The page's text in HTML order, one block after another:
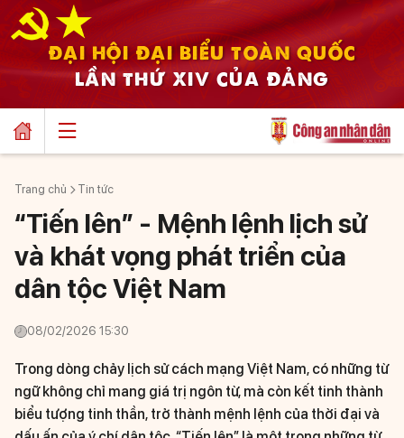
ĐẠI HỘI ĐẠI BIỂU TOÀN QUỐC
LẦN THỨ XIV CỦA ĐẢNG
Trang chủ Tin tức
“Tiến lên” - Mệnh lệnh lịch sử
và khát vọng phát triển của
dân tộc Việt Nam
08/02/2026 15:30
Trong dòng chảy lịch sử cách mạng Việt Nam, có những từ
ngữ không chỉ mang giá trị ngôn từ, mà còn kết tinh thành
biểu tượng tinh thần, trở thành mệnh lệnh của thời đại và